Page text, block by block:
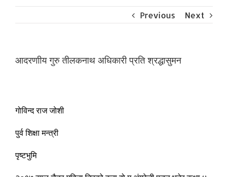
Previous Next
आदरणाीय गुरु तीलकनाथ अधिकारी प्रति श्रद्धासुमन
गोविन्द राज जोशी
पुर्व शिक्षा मन्त्री
पृष्टभुमि